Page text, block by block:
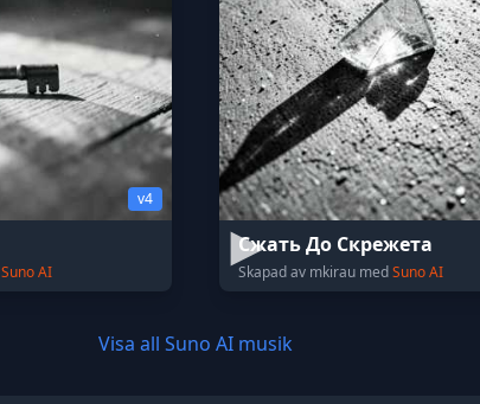
v4
Suno AI
Сжать До Скрежета
Skapad av mkirau medSuno AI
Visa all Suno AI musik